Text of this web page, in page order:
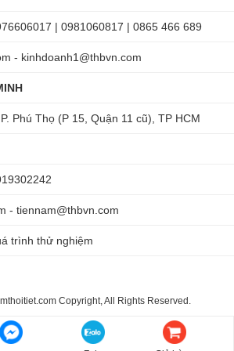
| 0981060817 | 0865 466 689
- kinhdoanh1@thbvn.com
Phú Thọ (P 15, Quận 11 cũ), TP HCM
- tiennam@thbvn.com
trình thử nghiệm
Copyright, All Rights Reserved.